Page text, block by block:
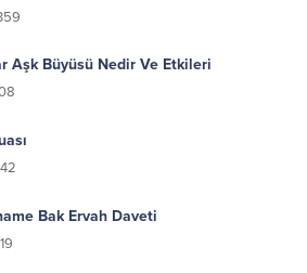
Aşk Büyüsü Nedir Ve Etkileri
Bak Ervah Daveti